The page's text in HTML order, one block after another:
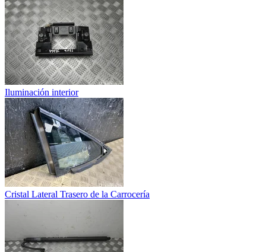
Iluminación interior
Cristal Lateral Trasero de la Carrocería